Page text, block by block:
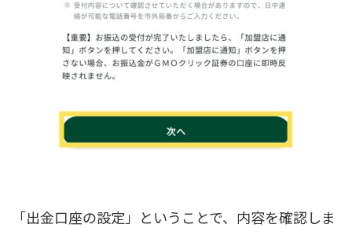
「出金口座の設定」ということで、内容を確認しま